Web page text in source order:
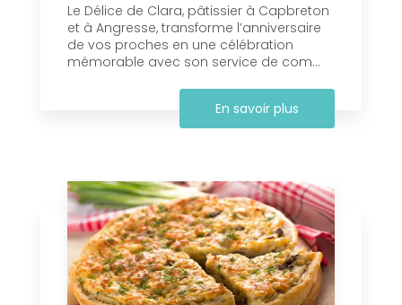
Le Délice de Clara, pâtissier à Capbreton
et à Angresse, transforme l’anniversaire
de vos proches en une célébration
mémorable avec son service de com...
En savoir plus